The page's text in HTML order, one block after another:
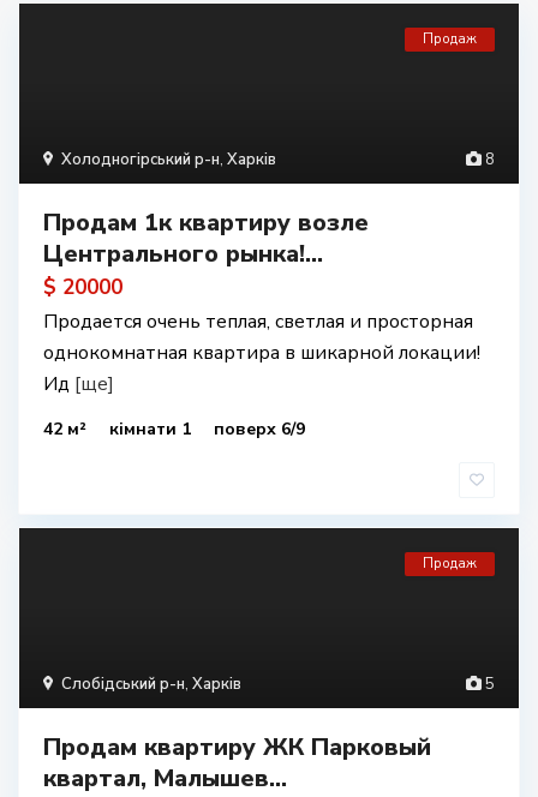
8
Холодногірський р-н, Харків
Продаж
Продам 1к квартиру возле
Центрального рынка!...
$ 20000
Продается очень теплая, светлая и просторная
однокомнатная квартира в шикарной локации!
Ид [ще]
42 м² кімнати 1 поверх 6/9
5
Слобідський р-н, Харків
Продаж
Продам квартиру ЖК Парковый
квартал, Малышев...